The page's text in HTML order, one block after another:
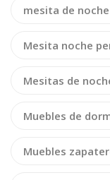
mesita de
Mesita noche
Mesitas de
Muebles de
Muebles